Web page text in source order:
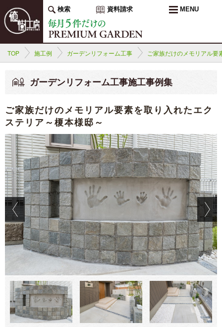
検索 資料請求 MENU
TOP 施工例 ガーデンリフォーム工事 ご家族だけのメモリアル
ガーデンリフォーム工事施工事例集
ご家族だけのメモリアル要素を取り入れたエク
ステリア～榎本様邸～